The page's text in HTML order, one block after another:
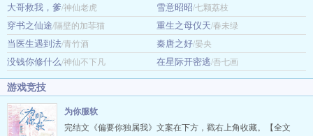
大哥救我，爹/神仙老虎 雪意昭昭/七颗荔枝
穿书之仙途/隔壁的加菲猫 重生之母仪天/春未绿
当医生遇到法/青竹酒 秦唐之好/晏央
没钱你修什么/神仙不下凡 在星际开密逃/吾七画
游戏竞技
为你服软
完结文《偏要你独属我》文案在下方，戳右上角收藏。【全文